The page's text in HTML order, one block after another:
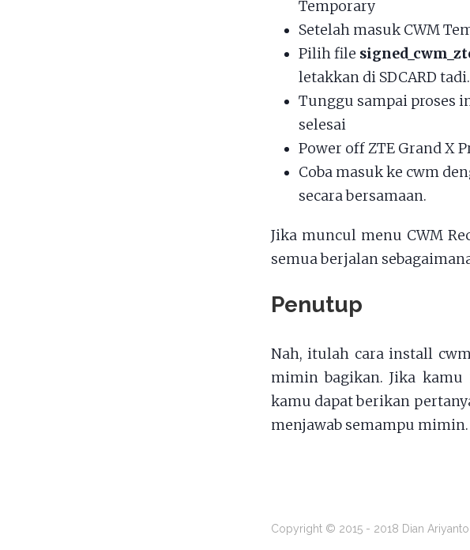
Temporary
Setelah masuk CWM
Pilih file
letakkan di SDCARD tadi.
Tunggu sampai proses
selesai
Power off ZTE Grand X
Coba masuk ke cwm
secara bersamaan.
Jika muncul menu CWM
semua berjalan
Penutup
Nah, itulah cara install
mimin bagikan. Jika kamu
kamu dapat berikan
menjawab semampu mimin.
Copyright © 2015 - 2018 Dian Ariyanto